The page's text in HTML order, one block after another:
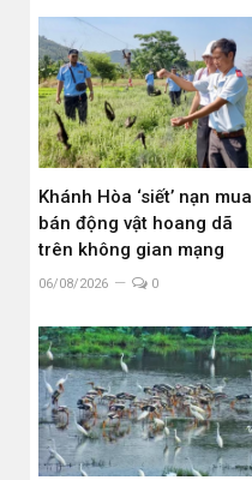
Khánh Hòa ‘siết’ nạn mua
bán động vật hoang dã
trên không gian mạng
06/08/2026 0